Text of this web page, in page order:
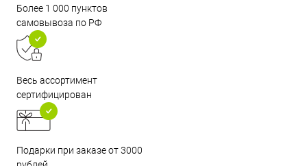
Более 1 000 пунктов
самовывоза по РФ
Весь ассортимент
сертифицирован
Подарки при заказе от 3000